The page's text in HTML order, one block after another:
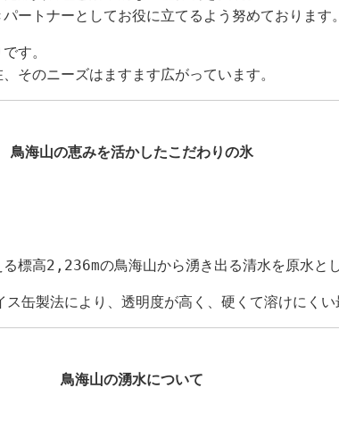
ートナーとしてお役に立てるよう努めております。
す。
そのニーズはますます広がっています。
鳥海山の恵みを活かしたこだわりの氷
標高2,236mの鳥海山から湧き出る清水を原水とし
缶製法により、透明度が高く、硬くて溶けにくい
鳥海山の湧水について